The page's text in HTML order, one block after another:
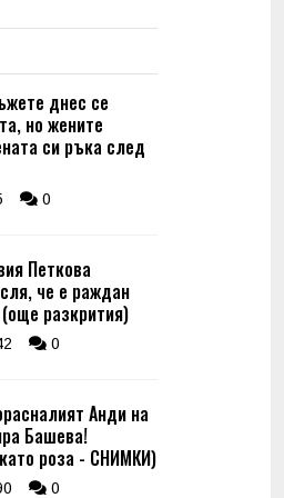
днес се
но жените
си ръка след
0
Петкова
че е раждан
разкрития)
0
Анди на
Башева!
роза - СНИМКИ)
0